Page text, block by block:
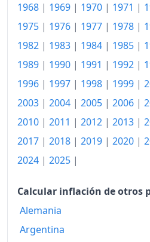
1991
1992
1993
1994
1995
1997
1999
2000
1968 | 1969 | 1970 | 1971 |
1975 | 1976 | 1977 | 1978 |
1982 | 1983 | 1984 | 1985 |
1989 | 1990 | 1991 | 1992 |
1996 | 1997 | 1998 | 1999 |
2003 | 2004 | 2005 | 2006 |
2010 | 2011 | 2012 | 2013 |
2017 | 2018 | 2019 | 2020 |
2024 | 2025 |
Calcular inflación de otros
Alemania
Argentina